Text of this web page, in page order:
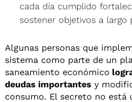
cada día cumplido
sostener objetivos a largo
Algunas personas que
sistema como parte de un
saneamiento económico
deudas importantes y
consumo. El secreto no está